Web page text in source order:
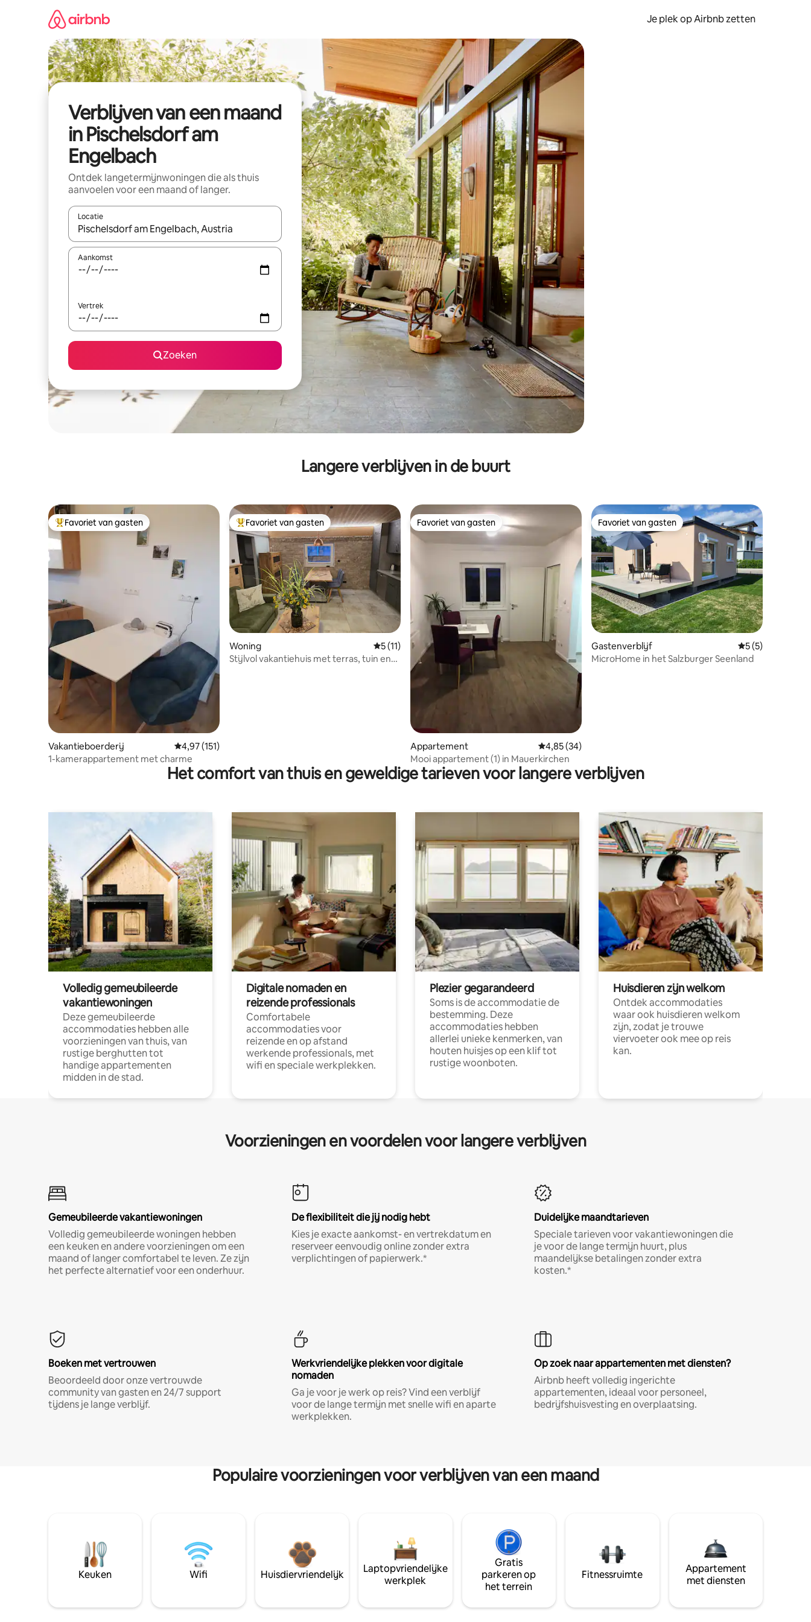
Je plek op Airbnb zetten
Verblijven van een maand
in Pischelsdorf am
Engelbach
Ontdek langetermijnwoningen die als thuis
aanvoelen voor een maand of langer.
Locatie
Wanneer er resultaten beschikbaar zijn, maak je een keuze met je de pijltjestoetsen omhoog en omlaag, óf door te tikken of swipen.
Aankomst
Vertrek
Zoeken
Langere verblijven in de buurt
Topfavoriet van gasten
Favoriet van gasten
Vakantieboerderij Gemiddelde beoordeling van 4,97 op 5, 151 recensies
4,97 (151)
1-kamerappartement met charme
Topfavoriet van gasten
Favoriet van gasten
Woning Gemiddelde beoordeling van 5 op 5, 11 recensies
5 (11)
Stijlvol vakantiehuis met terras, tuin en
Favoriet van gasten
Favoriet van gasten
Appartement Gemiddelde beoordeling van 4,85 op 5, 34 recensies
4,85 (34)
Mooi appartement (1) in Mauerkirchen
Favoriet van gasten
Favoriet van gasten
Gastenverblijf Gemiddelde
5 (5)
MicroHome in het Salzburger Seenland
Het comfort van thuis en geweldige tarieven voor langere verblijven
Volledig gemeubileerde
vakantiewoningen
Deze gemeubileerde
accommodaties hebben alle
voorzieningen van thuis, van
rustige berghutten tot
handige appartementen
midden in de stad.
Digitale nomaden en
reizende professionals
Comfortabele
accommodaties voor
reizende en op afstand
werkende professionals, met
wifi en speciale werkplekken.
Plezier gegarandeerd
Soms is de accommodatie de
bestemming. Deze
accommodaties hebben
allerlei unieke kenmerken, van
houten huisjes op een klif tot
rustige woonboten.
Huisdieren zijn welkom
Ontdek accommodaties
waar ook huisdieren welkom
zijn, zodat je trouwe
viervoeter ook mee op reis
kan.
Voorzieningen en voordelen voor langere verblijven
Gemeubileerde vakantiewoningen
Volledig gemeubileerde woningen hebben
een keuken en andere voorzieningen om een
maand of langer comfortabel te leven. Ze zijn
het perfecte alternatief voor een onderhuur.
De flexibiliteit die jij nodig hebt
Kies je exacte aankomst- en vertrekdatum en
reserveer eenvoudig online zonder extra
verplichtingen of papierwerk.*
Duidelijke maandtarieven
Speciale tarieven voor vakantiewoningen die
je voor de lange termijn huurt, plus
maandelijkse betalingen zonder extra
kosten.*
Boeken met vertrouwen
Beoordeeld door onze vertrouwde
community van gasten en 24/7 support
tijdens je lange verblijf.
Werkvriendelijke plekken voor digitale
nomaden
Ga je voor je werk op reis? Vind een verblijf
voor de lange termijn met snelle wifi en aparte
werkplekken.
Op zoek naar appartementen met diensten?
Airbnb heeft volledig ingerichte
appartementen, ideaal voor personeel,
bedrijfshuisvesting en overplaatsing.
Populaire voorzieningen voor verblijven van een maand
Keuken Wifi Huisdiervriendelijk
Laptopvriendelijke
werkplek
Gratis
parkeren op
het terrein
Fitnessruimte
Appartement
met diensten